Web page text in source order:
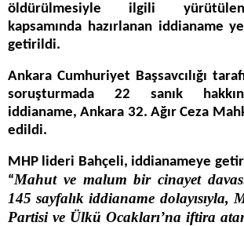
öldürülmesiyle ilgili
kapsamında hazırlanan iddianame
getirildi.
Ankara Cumhuriyet Başsavcılığı
soruşturmada 22 sanık
iddianame, Ankara 32. Ağır Ceza
edildi.
MHP lideri Bahçeli, iddianameye
“Mahut ve malum bir cinayet
145 sayfalık iddianame dolayısıyla,
Partisi ve Ülkü Ocakları’na iftira